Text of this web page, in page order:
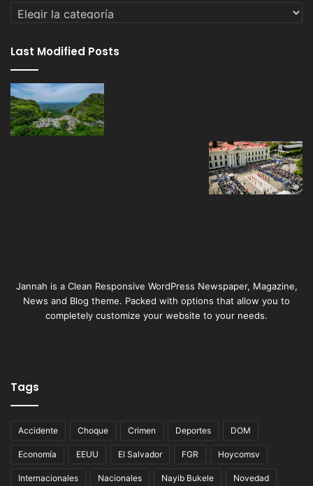
Categorías
Last Modified Posts
Jannah is a Clean Responsive WordPress Newspaper, Magazine,
News and Blog theme. Packed with options that allow you to
completely customize your website to your needs.
Tags
Accidente Choque Crimen Deportes DOM
Economía EEUU El Salvador FGR Hoycomsv
Internacionales Nacionales Nayib Bukele Novedad